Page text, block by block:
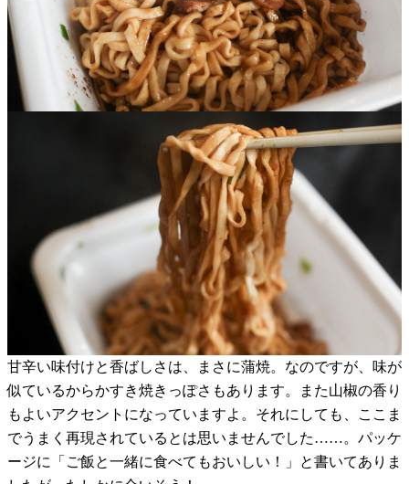
甘辛い味付けと香ばしさは、まさに蒲焼。なのですが、味が
似ているからかすき焼きっぽさもあります。また山椒の香り
もよいアクセントになっていますよ。それにしても、ここま
でうまく再現されているとは思いませんでした……。パッケ
ージに「ご飯と一緒に食べてもおいしい！」と書いてありま